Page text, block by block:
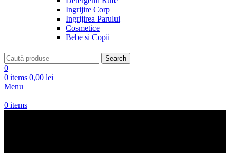
Ingrijire Corp
Ingrijirea Parului
Cosmetice
Bebe si Copii
Search
0
0 items 0,00 lei
Menu
0 items